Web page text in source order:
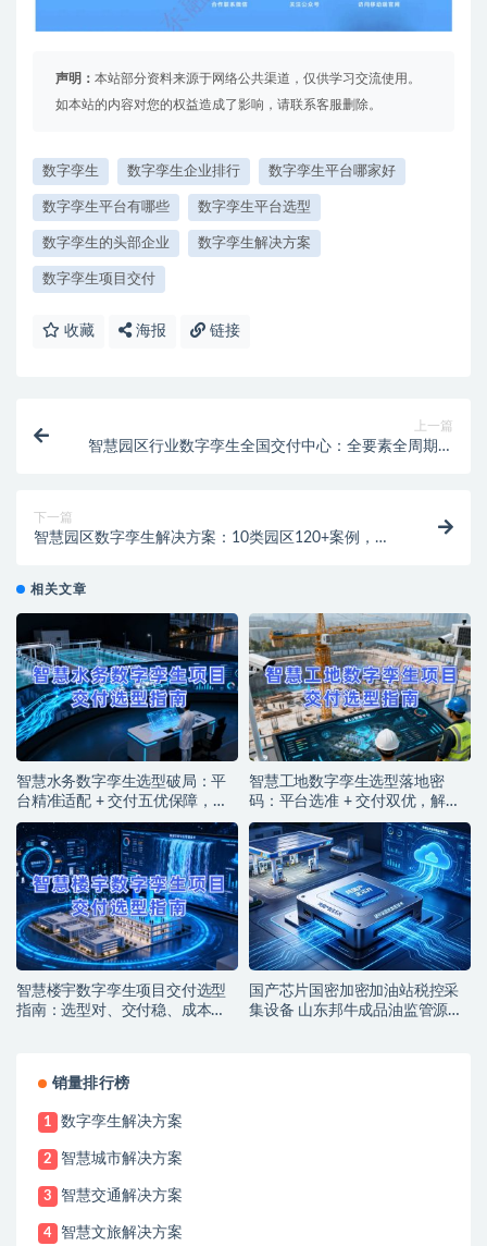
声明： 本站部分资料来源于网络公共渠道，仅供学习交流使用。
如本站的内容对您的权益造成了影响，请联系客服删除。
数字孪生 数字孪生企业排行 数字孪生平台哪家好
数字孪生平台有哪些 数字孪生平台选型
数字孪生的头部企业 数字孪生解决方案
数字孪生项目交付
收藏 海报 链接
上一篇
智慧园区行业数字孪生全国交付中心：全要素全周期全
下一篇
智慧园区数字孪生解决方案：10类园区120+案例，
相关文章
智慧水务数字孪生选型破局：平
台精准适配 + 交付五优保障，筑
牢水务智能运营基石
智慧工地数字孪生选型落地密
码：平台选准 + 交付双优，解锁
智能建造实效
智慧楼宇数字孪生项目交付选型
指南：选型对、交付稳、成本
国产芯片国密加密加油站税控采
集设备 山东邦牛成品油监管源头
销量排行榜
1 数字孪生解决方案
2 智慧城市解决方案
3 智慧交通解决方案
4 智慧文旅解决方案